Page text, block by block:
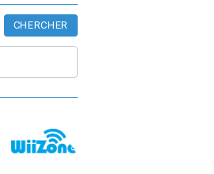
CHERCHER